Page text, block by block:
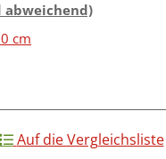
abweichend)
cm
Auf die Vergleichsliste